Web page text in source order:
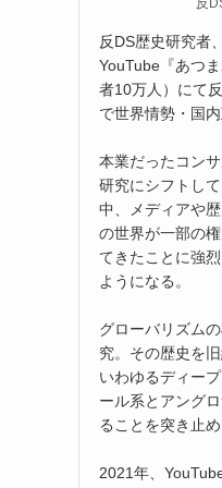
反DS歴史研究者
YouTube『あつ
者10万人）にて
で世界情勢・国内
本業だったコン
研究にシフトし
中、メディアや
の世界が一部の
てきたことに強
ようになる。
グローバリズム
究。その歴史を
いわゆるディー
ール系とアング
ることを突き止め
2021年、